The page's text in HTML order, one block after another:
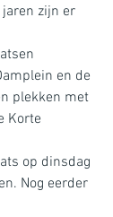
zijn er
en de
plekken met
Korte
op dinsdag
Nog eerder